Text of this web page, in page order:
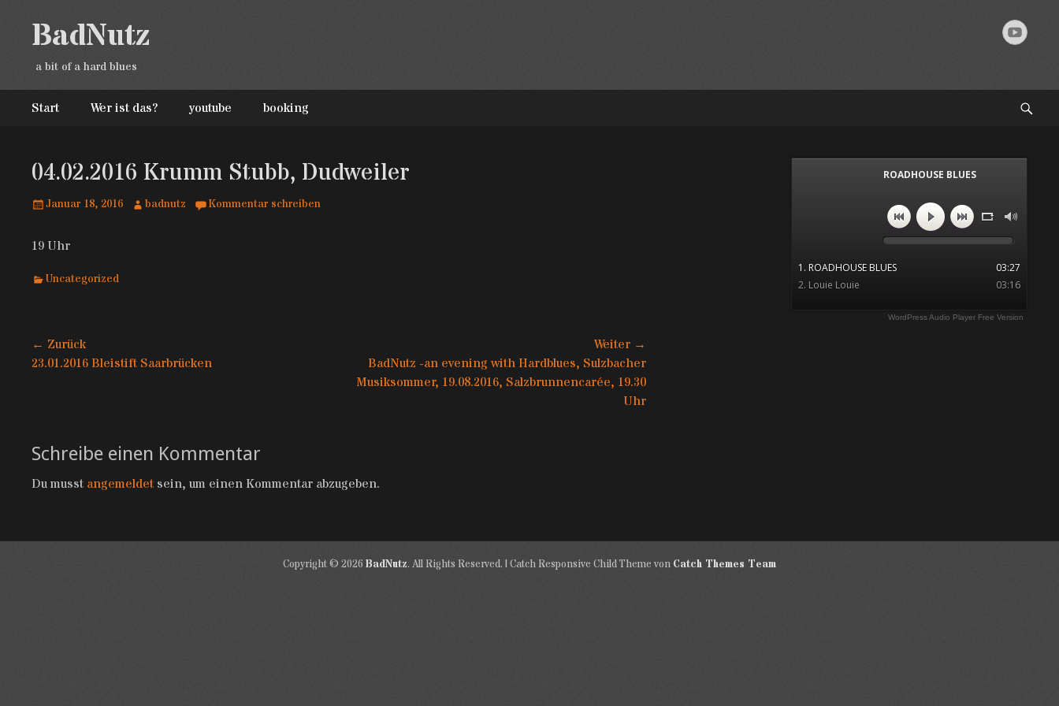
BadNutz
a bit of a hard blues
Erstes Menü
Inhalt:
Start Wer ist das? youtube booking
04.02.2016 Krumm Stubb, Dudweiler
Geposted
Januar 18, 2016 Autorbadnutz Kommentar schreiben
19 Uhr
Kategorien
Uncategorized
Beitragsnavigation
← Zurück
Vorhergehender
23.01.2016 Bleistift Saarbrücken
Weiter →
Nächster
Beitrag:
BadNutz -an evening with Hardblues, Sulzbacher
Musiksommer, 19.08.2016, Salzbrunnencarée, 19.30
Uhr
Schreibe einen Kommentar
Du musst angemeldet sein, um einen Kommentar abzugeben.
ROADHOUSE BLUES
"ROADHOUSE BLUES" aus Junk
Food von BadNutz. Veröffentlicht:
1998. Titel 9.
1. ROADHOUSE BLUES
03:27
2. Louie Louie
03:16
WordPress Audio Player Free Version
Copyright © 2026 BadNutz. All Rights Reserved. | Catch Responsive Child Theme von Catch Themes Team